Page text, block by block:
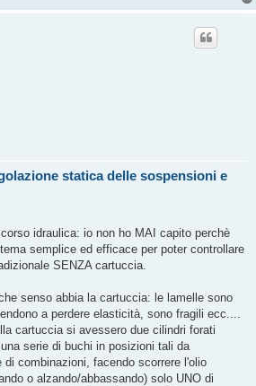
statica delle sospensioni e
idraulica: io non ho MAI capito perchè
semplice ed efficace per poter controllare
SENZA cartuccia.
senso abbia la cartuccia: le lamelle sono
a perdere elasticità, sono fragili ecc....
cartuccia si avessero due cilindri forati
serie di buchi in posizioni tali da
combinazioni, facendo scorrere l'olio
o alzando/abbassando) solo UNO di